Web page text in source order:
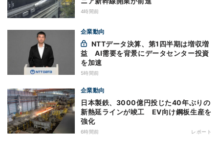
4時間前
企業動向
益 AI需要を背景にデータセンター投資
を加速
5時間前
企業動向
日本製鉄、3000億円投じた40年ぶりの
新熱延ラインが竣工 EV向け鋼板生産を
強化
6時間前 レポート